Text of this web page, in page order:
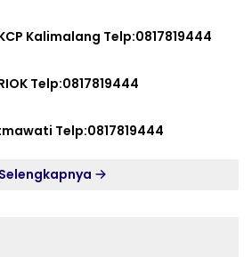
Kalimalang Telp:0817819444
Telp:0817819444
Telp:0817819444
Selengkapnya